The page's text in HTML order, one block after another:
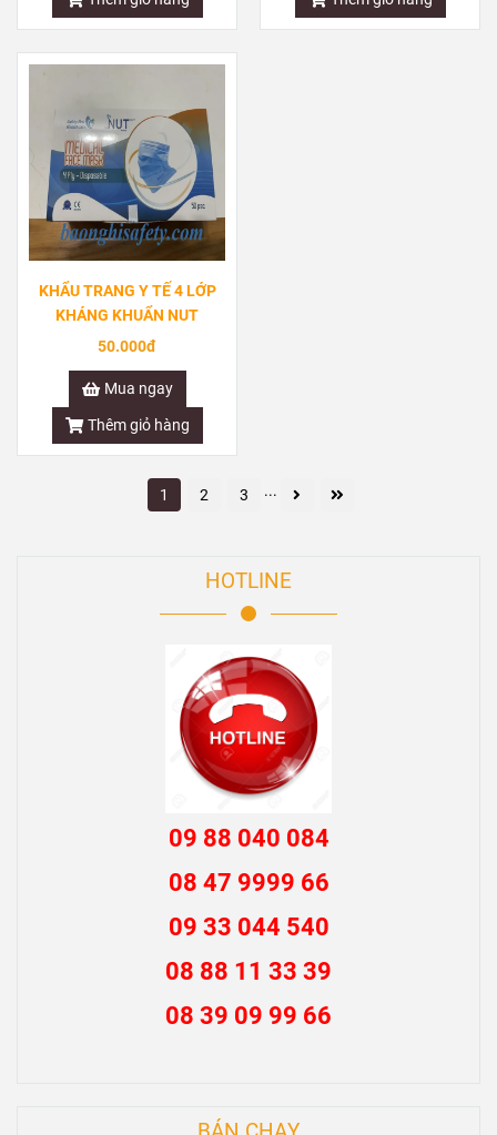
KHẨU TRANG Y TẾ 4 LỚP
KHÁNG KHUẨN NUT
50.000đ
Mua ngay
Thêm giỏ hàng
1 2 3 ...
HOTLINE
09 88 040 084
08 47 9999 66
09 33 044 540
08 88 11 33 39
08 39 09 99 66